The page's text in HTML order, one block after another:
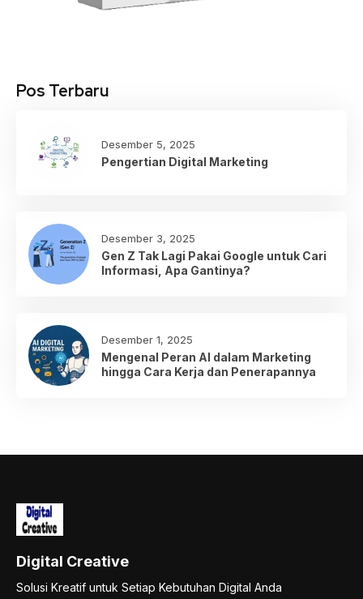
Pos Terbaru
Desember 5, 2025
Pengertian Digital Marketing
Desember 3, 2025
Gen Z Tak Lagi Pakai Google untuk Cari
Informasi, Apa Gantinya?
Desember 1, 2025
Mengenal Peran AI dalam Marketing
hingga Cara Kerja dan Penerapannya
Digital Creative
Solusi Kreatif untuk Setiap Kebutuhan Digital Anda